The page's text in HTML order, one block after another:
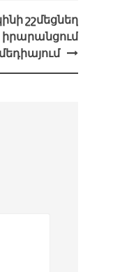
շշմեցնեղ
իրարանցում